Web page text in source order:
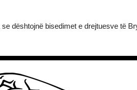
dështojnë bisedimet e drejtuesve të